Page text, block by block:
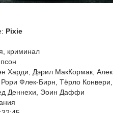
Pixie
криминал
Харди, Дэрил МакКормак, Алек
Флек-Бирн, Тёрло Конвери,
Деннехи, Эоин Даффи